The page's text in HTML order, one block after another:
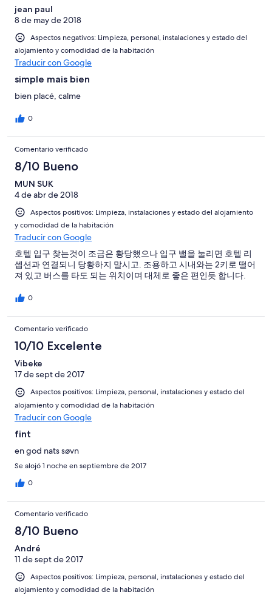
jean paul
8 de may de 2018
Aspectos negativos: Limpieza, personal, instalaciones y estado del
alojamiento y comodidad de la habitación
Traducir con Google
simple mais bien
bien placé, calme
0
Comentario verificado
8/10 Bueno
MUN SUK
4 de abr de 2018
Aspectos positivos: Limpieza, instalaciones y estado del alojamiento
y comodidad de la habitación
Traducir con Google
호텔 입구 찾는것이 조금은 황당했으나 입구 밸을 눌리면 호텔 리
셉션과 연결되니 당황하지 말시고. 조용하고 시내와는 2키로 떨어
져 있고 버스를 타도 되는 위치이며 대체로 좋은 편인듯 합니다.
0
Comentario verificado
10/10 Excelente
Vibeke
17 de sept de 2017
Aspectos positivos: Limpieza, personal, instalaciones y estado del
alojamiento y comodidad de la habitación
Traducir con Google
fint
en god nats søvn
Se alojó 1 noche en septiembre de 2017
0
Comentario verificado
8/10 Bueno
André
11 de sept de 2017
Aspectos positivos: Limpieza, personal, instalaciones y estado del
alojamiento y comodidad de la habitación